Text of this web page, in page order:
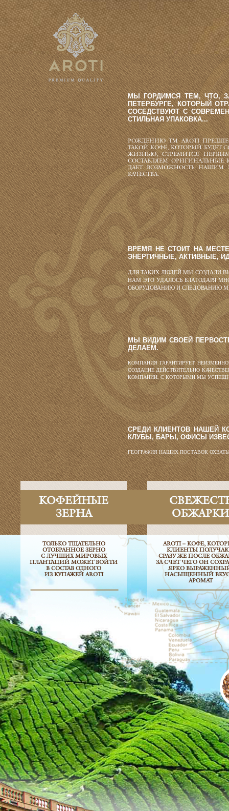
МЫ ГОРДИМСЯ ТЕМ, ЧТО,
ПЕТЕРБУРГЕ, КОТОРЫЙ
СОСЕДСТВУЮТ С
СТИЛЬНАЯ УПАКОВКА...
РОЖДЕНИЮ TM AROTI
ТАКОЙ КОФЕ, КОТОРЫЙ БУДЕТ
ЖИЗНЬЮ, СТРЕМИТСЯ
СОСТАВЛЯЕМ ОРИГИНАЛЬНЫЕ
ДАЕТ ВОЗМОЖНОСТЬ НАШИМ
КАЧЕСТВА.
ВРЕМЯ НЕ СТОИТ НА
ЭНЕРГИЧНЫЕ, АКТИВНЫЕ,
ДЛЯ ТАКИХ ЛЮДЕЙ МЫ СОЗДАЛИ
НАМ ЭТО УДАЛОСЬ БЛАГОДАРЯ
ОБОРУДОВАНИЮ И СЛЕДОВАНИЮ
МЫ ВИДИМ СВОЕЙ
ДЕЛАЕМ.
КОМПАНИЯ ГАРАНТИРУЕТ
СОЗДАНИЕ ДЕЙСТВИТЕЛЬНО
КОМПАНИИ, С КОТОРЫМИ МЫ
СРЕДИ КЛИЕНТОВ НАШЕЙ
КЛУБЫ, БАРЫ, ОФИСЫ
ГЕОГРАФИЯ НАШИХ ПОСТАВОК
КОФЕЙНЫЕ
ЗЕРНА
ТОЛЬКО ТЩАТЕЛЬНО
ОТОБРАННОЕ ЗЕРНО
С ЛУЧШИХ МИРОВЫХ
ПЛАНТАЦИЙ МОЖЕТ ВОЙТИ
В СОСТАВ ОДНОГО
ИЗ КУПАЖЕЙ AROTI
ОБЖАРКИ
AROTI – КОФЕ,
КЛИЕНТЫ
СРАЗУ ЖЕ ПОСЛЕ
ЗА СЧЕТ ЧЕГО ОН
ЯРКО
НАСЫЩЕННЫЙ
АРОМАТ